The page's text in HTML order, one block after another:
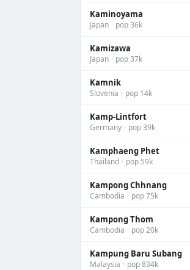
Kaminoyama
Japan · pop 36k
Kamizawa
Japan · pop 37k
Kamnik
Slovenia · pop 14k
Kamp-Lintfort
Germany · pop 39k
Kamphaeng Phet
Thailand · pop 59k
Kampong Chhnang
Cambodia · pop 75k
Kampong Thom
Cambodia · pop 20k
Kampung Baru Subang
Malaysia · pop 834k